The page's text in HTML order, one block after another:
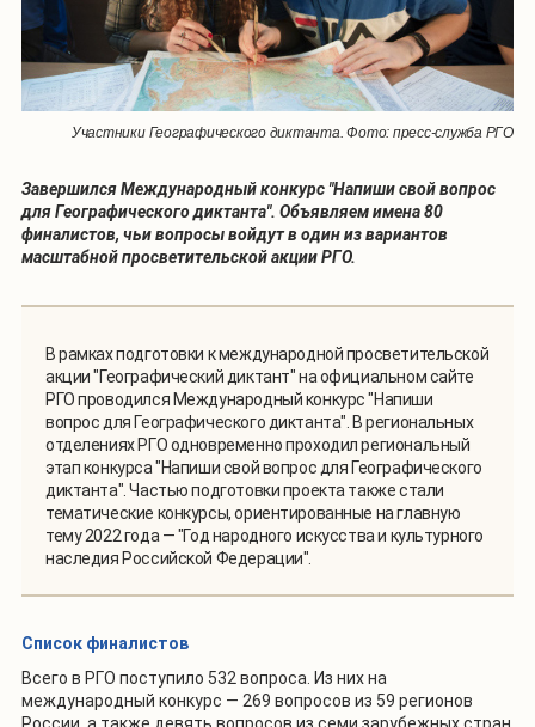
Участники Географического диктанта. Фото: пресс-служба РГО
Завершился Международный конкурс "Напиши свой вопрос
для Географического диктанта". Объявляем имена 80
финалистов, чьи вопросы войдут в один из вариантов
масштабной просветительской акции РГО.
В рамках подготовки к международной просветительской
акции "Географический диктант" на официальном сайте
РГО проводился Международный конкурс "Напиши
вопрос для Географического диктанта". В региональных
отделениях РГО одновременно проходил региональный
этап конкурса "Напиши свой вопрос для Географического
диктанта". Частью подготовки проекта также стали
тематические конкурсы, ориентированные на главную
тему 2022 года — "Год народного искусства и культурного
наследия Российской Федерации".
Список финалистов
Всего в РГО поступило 532 вопроса. Из них на
международный конкурс — 269 вопросов из 59 регионов